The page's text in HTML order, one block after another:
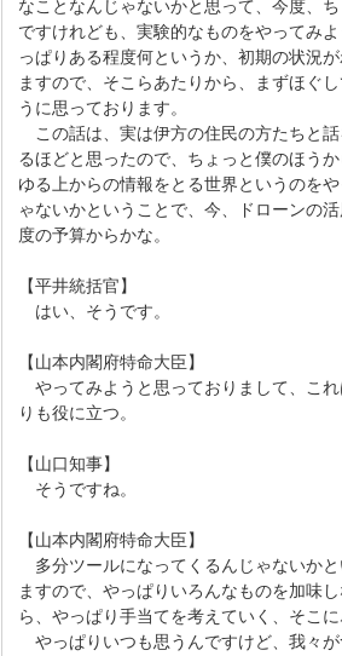
なことなんじゃないかと思って、今度、
ですけれども、実験的なものをやってみ
っぱりある程度何というか、初期の状況
ますので、そこらあたりから、まずほぐ
うに思っております。
この話は、実は伊方の住民の方たちと
るほどと思ったので、ちょっと僕のほう
ゆる上からの情報をとる世界というのを
ゃないかということで、今、ドローンの
度の予算からかな。
【平井統括官】
はい、そうです。
【山本内閣府特命大臣】
やってみようと思っておりまして、こ
りも役に立つ。
【山口知事】
そうですね。
【山本内閣府特命大臣】
多分ツールになってくるんじゃないかと
ますので、やっぱりいろんなものを加味
ら、やっぱり手当てを考えていく、そこに
やっぱりいつも思うんですけど、我々